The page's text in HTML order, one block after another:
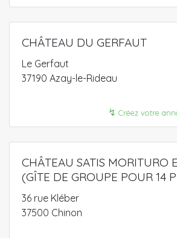
CHÂTEAU DU GERFAUT
Le Gerfaut
37190 Azay-le-Rideau
↯ Créez votre
CHÂTEAU SATIS MORITURO
(GÎTE DE GROUPE POUR 14
36 rue Kléber
37500 Chinon